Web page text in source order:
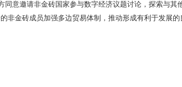
同意邀请非金砖国家参与数字经济议题讨论，探索与其
非金砖成员加强多边贸易体制，推动形成有利于发展的